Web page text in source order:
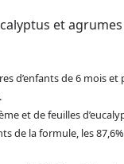
et
d’enfants de 6 mois et
et de feuilles
de la formule, les